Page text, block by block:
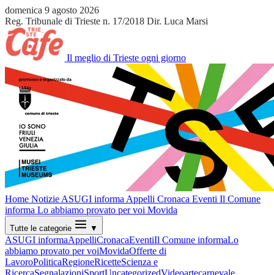
domenica 9 agosto 2026
Reg. Tribunale di Trieste n. 17/2018 Dir. Luca Marsi
Il meglio di Trieste ogni giorno
Home Notizie ASUGI informa Appelli Cronaca Eventi Il Comune
informa Lo abbiamo provato per voi Movida
Tutte le categorie ▼
ASUGI informaAppelliCronacaEventiIl Comune informaLo
abbiamo provato per voiMovidaOfferte di
LavoroPoliticaRegioneRicetteScienza e
RicercaSegnalazioniSportUncategorizedVideoartecarnevale